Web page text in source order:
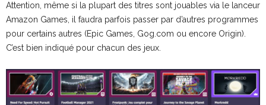
Attention, même si la plupart des titres sont jouables via le lanceur
Amazon Games, il faudra parfois passer par d’autres programmes
pour certains autres (Epic Games, Gog.com ou encore Origin).
C’est bien indiqué pour chacun des jeux.